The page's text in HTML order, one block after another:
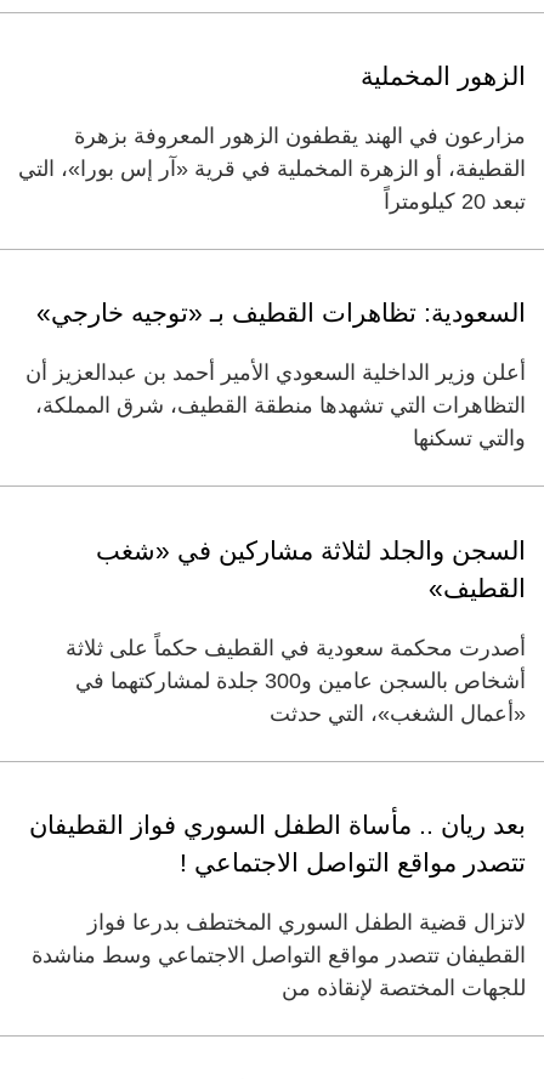
الزهور المخملية
مزارعون في الهند يقطفون الزهور المعروفة بزهرة
القطيفة، أو الزهرة المخملية في قرية «آر إس بورا»، التي
تبعد 20 كيلومتراً
السعودية: تظاهرات القطيف بـ «توجيه خارجي»
أعلن وزير الداخلية السعودي الأمير أحمد بن عبدالعزيز أن
التظاهرات التي تشهدها منطقة القطيف، شرق المملكة،
والتي تسكنها
السجن والجلد لثلاثة مشاركين في «شغب
القطيف»
أصدرت محكمة سعودية في القطيف حكماً على ثلاثة
أشخاص بالسجن عامين و300 جلدة لمشاركتهما في
«أعمال الشغب»، التي حدثت
بعد ريان .. مأساة الطفل السوري فواز القطيفان
تتصدر مواقع التواصل الاجتماعي !
لاتزال قضية الطفل السوري المختطف بدرعا فواز
القطيفان تتصدر مواقع التواصل الاجتماعي وسط مناشدة
للجهات المختصة لإنقاذه من